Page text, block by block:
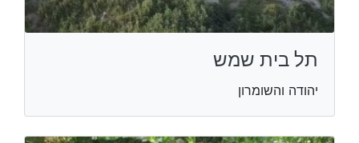
תל בית שמש
יהודה והשומרון